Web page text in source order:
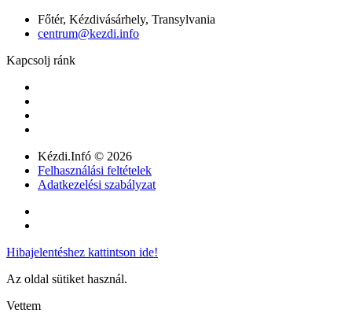
Főtér, Kézdivásárhely, Transylvania
centrum@kezdi.info
Kapcsolj ránk
Kézdi.Infó © 2026
Felhasználási feltételek
Adatkezelési szabályzat
Hibajelentéshez kattintson ide!
Az oldal sütiket használ.
Vettem